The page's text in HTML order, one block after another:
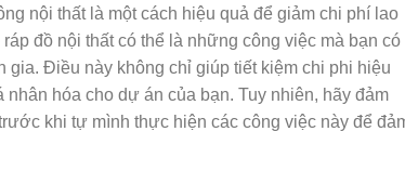
nội thất là một cách hiệu quả để giảm chi phí lao
đồ nội thất có thể là những công việc mà bạn có
Điều này không chỉ giúp tiết kiệm chi phi hiệu
hóa cho dự án của bạn. Tuy nhiên, hãy đảm
khi tự mình thực hiện các công việc này để